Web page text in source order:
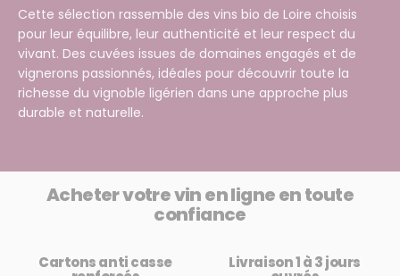
Cette sélection rassemble des vins bio de Loire choisis
pour leur équilibre, leur authenticité et leur respect du
vivant. Des cuvées issues de domaines engagés et de
vignerons passionnés, idéales pour découvrir toute la
richesse du vignoble ligérien dans une approche plus
durable et naturelle.
Acheter votre vin en ligne en toute
confiance
Cartons anti casse Livraison 1 à 3 jours